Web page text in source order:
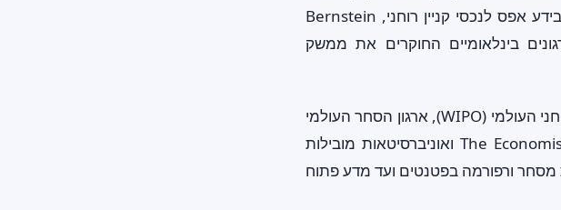
כאחת הפלטפורמות הראשונות שהציעו אישור בלוקצ׳יין בידע אפס לנכסי קניין רוחני, Bernstein
בינלאומיים החוקרים את ממשק
כיום, Bernstein מצוטטת בפרסומים של ארגון הקניין הרוחני העולמי (WIPO), ארגון הסחר העולמי
(WTO), מכון מקס פלאנק, EPFL, יחידת המודיעין של The Economist ואוניברסיטאות מובילות
מסחר ורפורמה בפטנטים ועד מדע פתוח